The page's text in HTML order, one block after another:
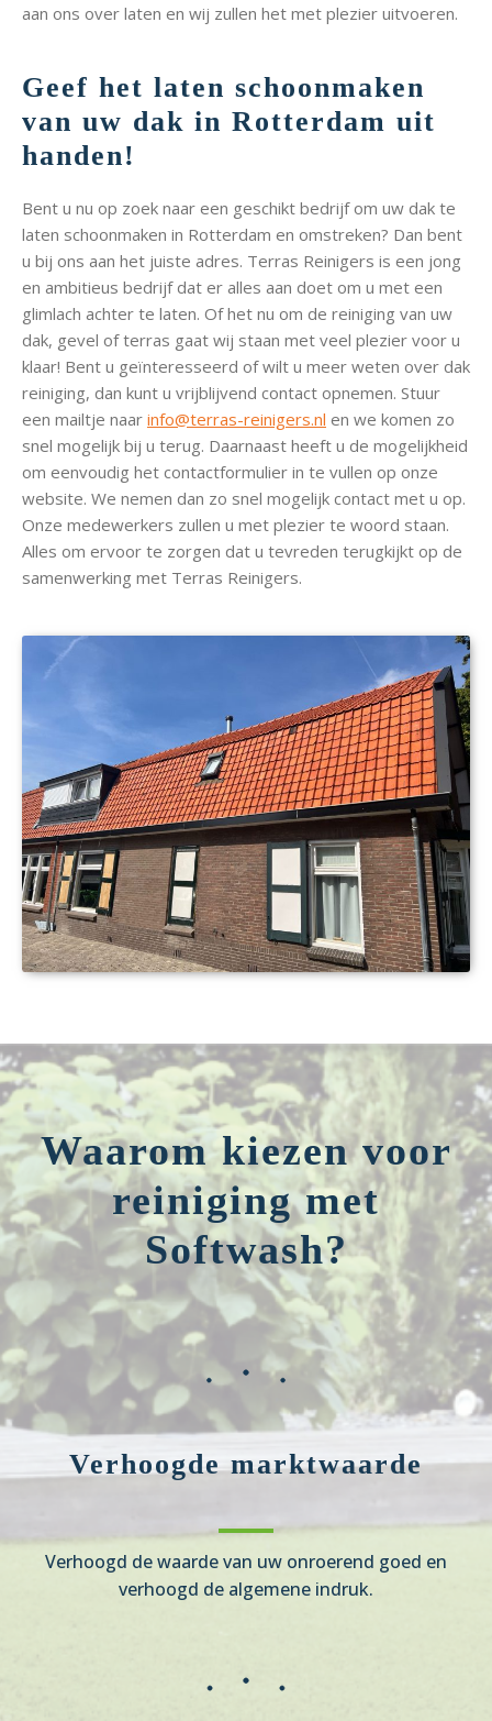
aan ons over laten en wij zullen het met plezier uitvoeren.
Geef het laten schoonmaken
van uw dak in Rotterdam uit
handen!
Bent u nu op zoek naar een geschikt bedrijf om uw dak te
laten schoonmaken in Rotterdam en omstreken? Dan bent
u bij ons aan het juiste adres. Terras Reinigers is een jong
en ambitieus bedrijf dat er alles aan doet om u met een
glimlach achter te laten. Of het nu om de reiniging van uw
dak, gevel of terras gaat wij staan met veel plezier voor u
klaar! Bent u geïnteresseerd of wilt u meer weten over dak
reiniging, dan kunt u vrijblijvend contact opnemen. Stuur
een mailtje naar info@terras-reinigers.nl en we komen zo
snel mogelijk bij u terug. Daarnaast heeft u de mogelijkheid
om eenvoudig het contactformulier in te vullen op onze
website. We nemen dan zo snel mogelijk contact met u op.
Onze medewerkers zullen u met plezier te woord staan.
Alles om ervoor te zorgen dat u tevreden terugkijkt op de
samenwerking met Terras Reinigers.
Waarom kiezen voor
reiniging met
Softwash?
Verhoogde marktwaarde
Verhoogd de waarde van uw onroerend goed en
verhoogd de algemene indruk.